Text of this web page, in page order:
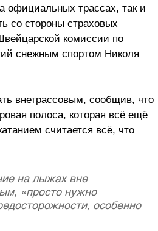
официальных трассах, так и
со стороны страховых
комиссии по
снежным спортом Николя
внетрассовым, сообщив, что
полоса, которая всё ещё
считается всё, что
на лыжах вне
«просто нужно
особенно